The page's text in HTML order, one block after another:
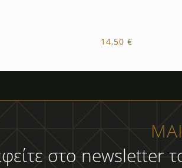
14,50 €
στο newsletter